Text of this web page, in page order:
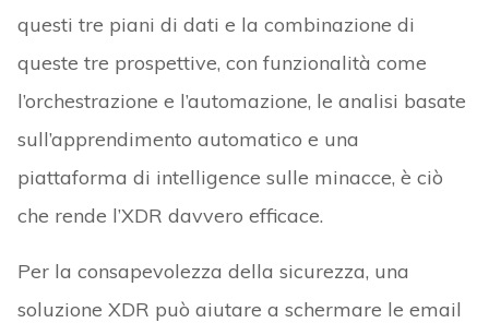
questi tre piani di dati e la combinazione di
queste tre prospettive, con funzionalità come
l’orchestrazione e l’automazione, le analisi basate
sull’apprendimento automatico e una
piattaforma di intelligence sulle minacce, è ciò
che rende l’XDR davvero efficace.
Per la consapevolezza della sicurezza, una
soluzione XDR può aiutare a schermare le email